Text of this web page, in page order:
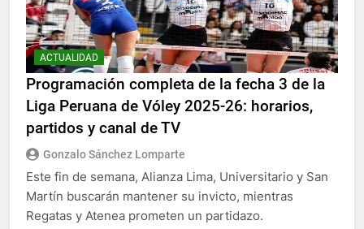
ACTUALIDAD
Programación completa de la fecha 3 de la
Liga Peruana de Vóley 2025-26: horarios,
partidos y canal de TV
Gonzalo Sánchez Lomparte
Este fin de semana, Alianza Lima, Universitario y San
Martín buscarán mantener su invicto, mientras
Regatas y Atenea prometen un partidazo.